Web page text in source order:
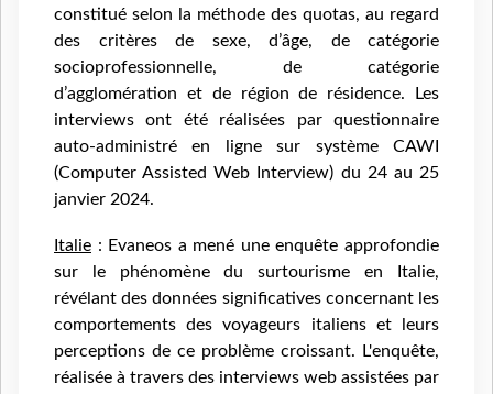
constitué selon la méthode des quotas, au regard
des critères de sexe, d’âge, de catégorie
socioprofessionnelle, de catégorie
d’agglomération et de région de résidence. Les
interviews ont été réalisées par questionnaire
auto-administré en ligne sur système CAWI
(Computer Assisted Web Interview) du 24 au 25
janvier 2024.
Italie : Evaneos a mené une enquête approfondie
sur le phénomène du surtourisme en Italie,
révélant des données significatives concernant les
comportements des voyageurs italiens et leurs
perceptions de ce problème croissant. L'enquête,
réalisée à travers des interviews web assistées par